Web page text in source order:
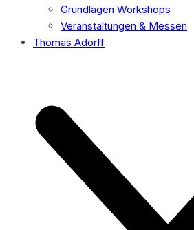
Grundlagen Workshops
Veranstaltungen & Messen
Thomas Adorff